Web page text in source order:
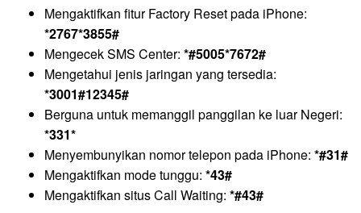
Mengaktifkan fitur Factory Reset pada iPhone:
*2767*3855#
Mengecek SMS Center: *#5005*7672#
Mengetahui jenis jaringan yang tersedia:
*3001#12345#
Berguna untuk memanggil panggilan ke luar Negeri:
*331*
Menyembunyikan nomor telepon pada iPhone: *#31#
Mengaktifkan mode tunggu: *43#
Mengaktifkan situs Call Waiting: *#43#